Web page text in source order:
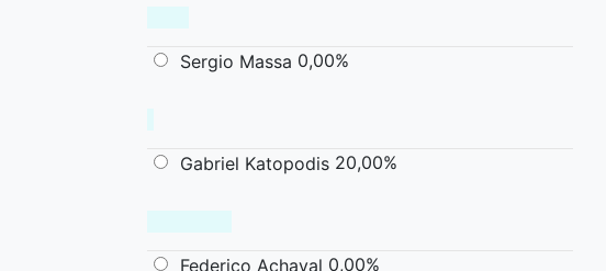
Sergio Massa 0,00%
Gabriel Katopodis 20,00%
Federico Achaval 0,00%